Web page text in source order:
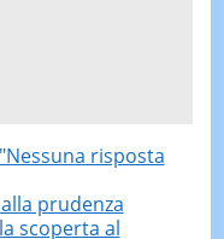
risposta
prudenza
scoperta al